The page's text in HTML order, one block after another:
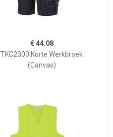
€ 44.08
TKC2000 Korte Werkbroek
(Canvas)